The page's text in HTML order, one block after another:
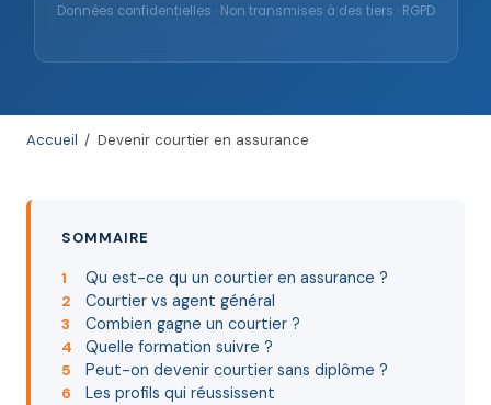
Données confidentielles · Non transmises à des tiers · RGPD
Accueil / Devenir courtier en assurance
SOMMAIRE
1 Qu est-ce qu un courtier en assurance ?
2 Courtier vs agent général
3 Combien gagne un courtier ?
4 Quelle formation suivre ?
5 Peut-on devenir courtier sans diplôme ?
6 Les profils qui réussissent